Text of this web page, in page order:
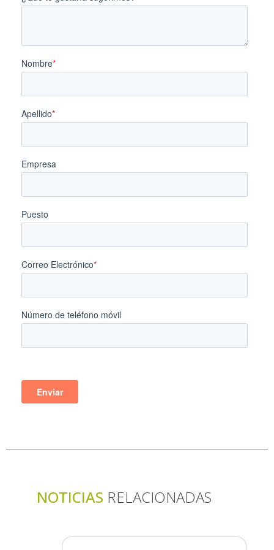
NOTICIAS RELACIONADAS